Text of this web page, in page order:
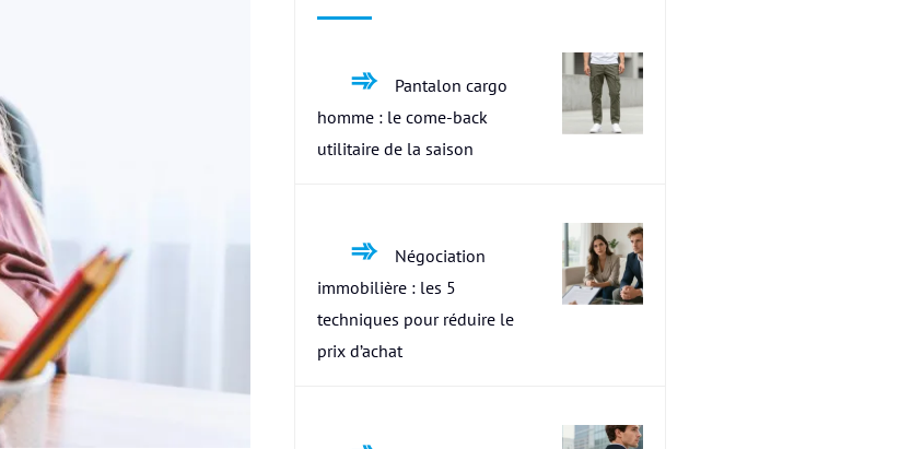
Pantalon cargo
homme : le come-back
utilitaire de la saison
Négociation
immobilière : les 5
techniques pour réduire le
prix d’achat